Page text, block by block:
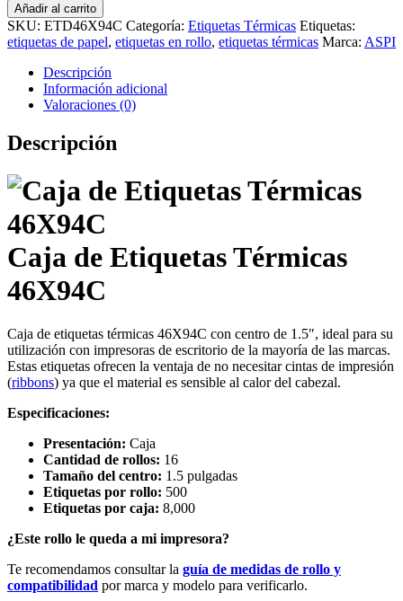
Añadir al carrito
SKU: ETD46X94C Categoría: Etiquetas Térmicas Etiquetas:
etiquetas de papel, etiquetas en rollo, etiquetas térmicas Marca: ASPI
Descripción
Información adicional
Valoraciones (0)
Descripción
Caja de Etiquetas Térmicas
46X94C
Caja de etiquetas térmicas 46X94C con centro de 1.5″, ideal para su
utilización con impresoras de escritorio de la mayoría de las marcas.
Estas etiquetas ofrecen la ventaja de no necesitar cintas de impresión
(ribbons) ya que el material es sensible al calor del cabezal.
Especificaciones:
Presentación: Caja
Cantidad de rollos: 16
Tamaño del centro: 1.5 pulgadas
Etiquetas por rollo: 500
Etiquetas por caja: 8,000
¿Este rollo le queda a mi impresora?
Te recomendamos consultar la guía de medidas de rollo y
compatibilidad por marca y modelo para verificarlo.